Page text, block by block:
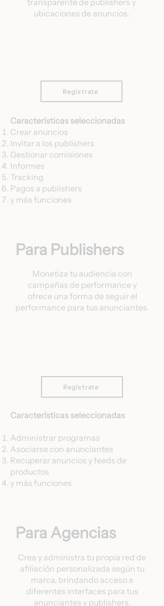
transparente de publishers y
ubicaciones de anuncios.
Regístrate
Características seleccionadas
Crear anuncios
Invitar a los publishers
Gestionar comisiones
Informes
Tracking
Pagos a publishers
y más funciones
Para Publishers
Monetiza tu audiencia con
campañas de performance y
ofrece una forma de seguir el
performance para tus anunciantes.
Regístrate
Características seleccionadas
Administrar programas
Asociarse con anunciantes
Recuperar anuncios y feeds de
productos
y más funciones
Para Agencias
Crea y administra tu propia red de
afiliación personalizada según tu
marca, brindando acceso a
diferentes interfaces para tus
anunciantes y publishers.